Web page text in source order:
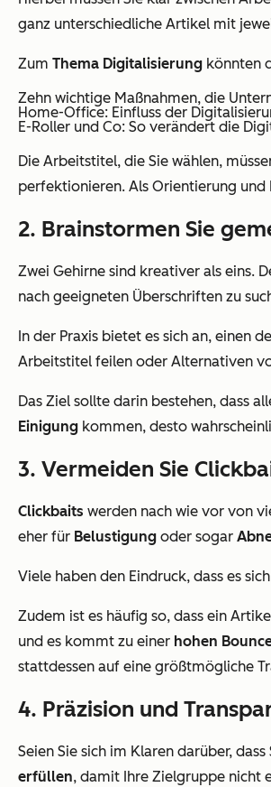
ganz unterschiedliche Artikel mit
Zum Thema Digitalisierung könnten
Zehn wichtige Maßnahmen, die
Home-Office: Einfluss der
E-Roller und Co: So verändert die
Die Arbeitstitel, die Sie wählen,
perfektionieren. Als Orientierung
2. Brainstormen Sie
Zwei Gehirne sind kreativer als eins.
nach geeigneten Überschriften zu
In der Praxis bietet es sich an,
Arbeitstitel feilen oder Alternativen
Das Ziel sollte darin bestehen, dass
Einigung kommen, desto
3. Vermeiden Sie
Clickbaits werden nach wie vor von
eher für Belustigung oder sogar
Viele haben den Eindruck, dass es
Zudem ist es häufig so, dass ein
und es kommt zu einer hohen
stattdessen auf eine größtmögliche
4. Präzision und
Seien Sie sich im Klaren darüber,
erfüllen, damit Ihre Zielgruppe nicht